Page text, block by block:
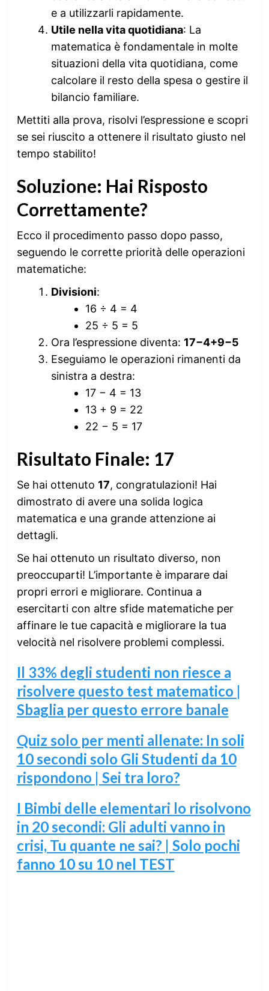
e a utilizzarli rapidamente.
Utile nella vita quotidiana: La
matematica è fondamentale in molte
situazioni della vita quotidiana, come
calcolare il resto della spesa o gestire il
bilancio familiare.
Mettiti alla prova, risolvi l’espressione e scopri
se sei riuscito a ottenere il risultato giusto nel
tempo stabilito!
Soluzione: Hai Risposto
Correttamente?
Ecco il procedimento passo dopo passo,
seguendo le corrette priorità delle operazioni
matematiche:
Divisioni:
16 ÷ 4 = 4
25 ÷ 5 = 5
Ora l’espressione diventa: 17−4+9−5
Eseguiamo le operazioni rimanenti da
sinistra a destra:
17 − 4 = 13
13 + 9 = 22
22 − 5 = 17
Risultato Finale: 17
Se hai ottenuto 17, congratulazioni! Hai
dimostrato di avere una solida logica
matematica e una grande attenzione ai
dettagli.
Se hai ottenuto un risultato diverso, non
preoccuparti! L’importante è imparare dai
propri errori e migliorare. Continua a
esercitarti con altre sfide matematiche per
affinare le tue capacità e migliorare la tua
velocità nel risolvere problemi complessi.
Il 33% degli studenti non riesce a
risolvere questo test matematico |
Sbaglia per questo errore banale
Quiz solo per menti allenate: In soli
10 secondi solo Gli Studenti da 10
rispondono | Sei tra loro?
I Bimbi delle elementari lo risolvono
in 20 secondi: Gli adulti vanno in
crisi, Tu quante ne sai? | Solo pochi
fanno 10 su 10 nel TEST